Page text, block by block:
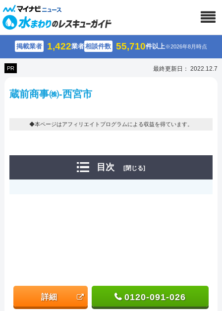
掲載業者 1,422業者相談件数 55,710件以上※2026年8月時点
PR 最終更新日： 2022.12.7
蔵前商事㈱-西宮市
◆本ページはアフィリエイトプログラムによる収益を得ています。
目次 [閉じる]
詳細 0120-091-026